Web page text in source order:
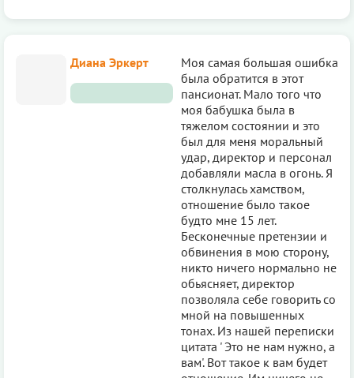
Диана Эркерт
Моя самая большая ошибка
была обратится в этот
пансионат. Мало того что
моя бабушка была в
тяжелом состоянии и это
был для меня моральный
удар, директор и персонал
добавляли масла в огонь. Я
столкнулась хамством,
отношение было такое
будто мне 15 лет.
Бесконечные претензии и
обвинения в мою сторону,
никто ничего нормально не
обьясняет, директор
позволяла себе говорить со
мной на повышенных
тонах. Из нашей переписки
цитата ' Это не нам нужно, а
вам'. Вот такое к вам будет